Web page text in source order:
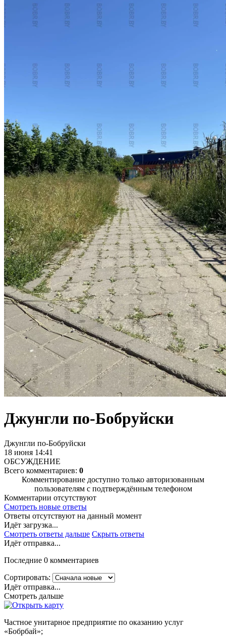
Джунгли по-Бобруйски
Джунгли по-Бобруйски
18 июня 14:41
ОБСУЖДЕНИЕ
Всего комментариев: 0
Комментирование доступно только авторизованным
пользователям с подтверждённым телефоном
Комментарии отсутствуют
Смотреть новые ответы
Ответы отсутствуют на данный момент
Идёт загрузка...
Смотреть ответы дальше Скрыть ответы
Идёт отправка...
Последние 0 комментариев
Сортировать:
Идёт отправка...
Смотреть дальше
Частное унитарное предприятие по оказанию услуг
«Бобрбай»;